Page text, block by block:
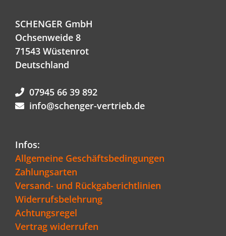
SCHENGER GmbH
Ochsenweide 8
71543 Wüstenrot
Deutschland
07945 66 39 892
info@schenger-vertrieb.de
Infos:
Allgemeine Geschäftsbedingungen
Zahlungsarten
Versand- und Rückgaberichtlinien
Widerrufsbelehrung
Achtungsregel
Vertrag widerrufen